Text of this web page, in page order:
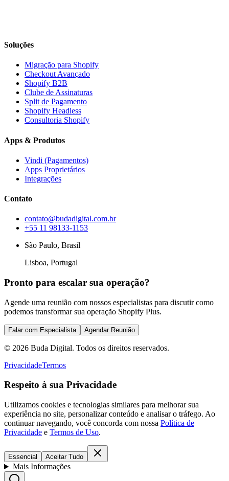
Soluções
Migração para Shopify
Checkout Avançado
Shopify B2B
Clube de Assinaturas
Split de Pagamento
Shopify Headless
Consultoria Shopify
Apps & Produtos
Vindi (Pagamentos)
Apps Proprietários
Integrações
Contato
contato@budadigital.com.br
+55 11 98133-1153
São Paulo, Brasil
Lisboa, Portugal
Pronto para escalar sua operação?
Agende uma reunião com nossos especialistas para discutir como
podemos transformar sua operação Shopify Plus.
Falar com Especialista Agendar Reunião
© 2026 Buda Digital. Todos os direitos reservados.
PrivacidadeTermos
Respeito à sua Privacidade
Utilizamos cookies e tecnologias similares para melhorar sua
experiência no site, personalizar conteúdo e analisar o tráfego. Ao
continuar navegando, você concorda com nossa Política de
Privacidade e Termos de Uso.
Essencial Aceitar Tudo
Mais Informações